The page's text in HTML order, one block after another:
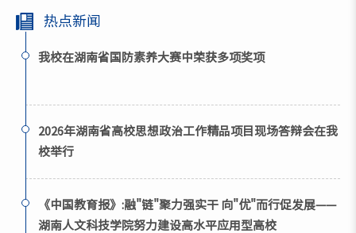
热点新闻
我校在湖南省国防素养大赛中荣获多项奖项
2026年湖南省高校思想政治工作精品项目现场答辩会在我
校举行
《中国教育报》:融"链"聚力强实干 向"优"而行促发展——
湖南人文科技学院努力建设高水平应用型高校